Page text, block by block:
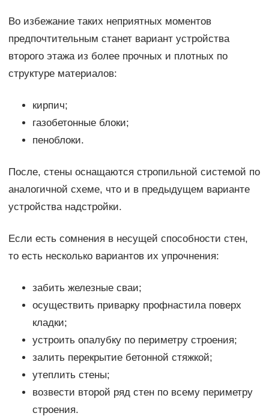
Во избежание таких неприятных моментов
предпочтительным станет вариант устройства
второго этажа из более прочных и плотных по
структуре материалов:
кирпич;
газобетонные блоки;
пеноблоки.
После, стены оснащаются стропильной системой по
аналогичной схеме, что и в предыдущем варианте
устройства надстройки.
Если есть сомнения в несущей способности стен,
то есть несколько вариантов их упрочнения:
забить железные сваи;
осуществить приварку профнастила поверх
кладки;
устроить опалубку по периметру строения;
залить перекрытие бетонной стяжкой;
утеплить стены;
возвести второй ряд стен по всему периметру
строения.